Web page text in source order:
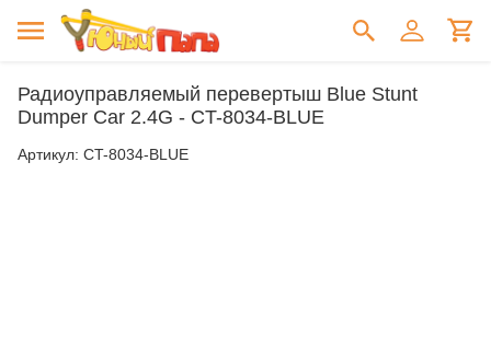
Радиоуправляемый перевертыш Blue Stunt
Dumper Car 2.4G - CT-8034-BLUE
Артикул: CT-8034-BLUE